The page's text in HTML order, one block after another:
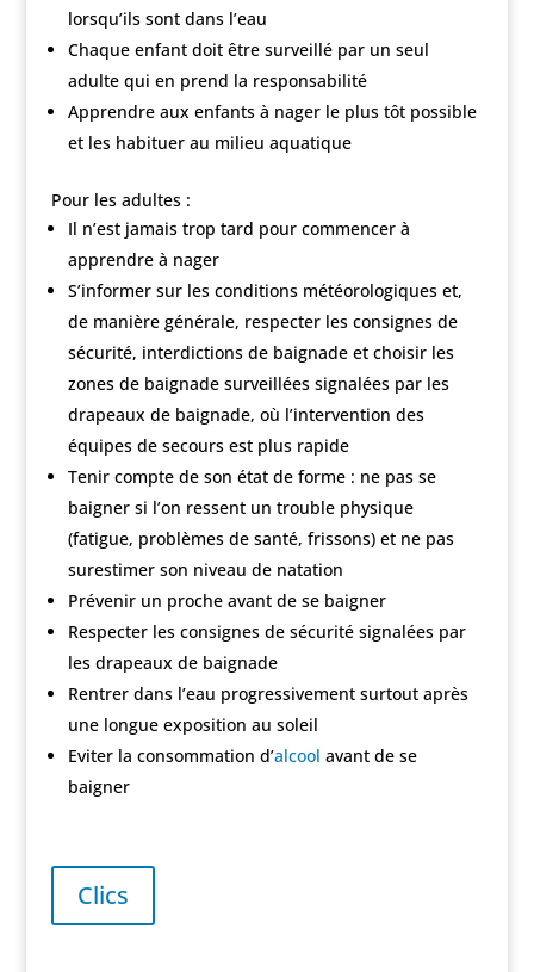
lorsqu’ils sont dans l’eau
Chaque enfant doit être surveillé par un seul
adulte qui en prend la responsabilité
Apprendre aux enfants à nager le plus tôt possible
et les habituer au milieu aquatique
Pour les adultes :
Il n’est jamais trop tard pour commencer à
apprendre à nager
S’informer sur les conditions météorologiques et,
de manière générale, respecter les consignes de
sécurité, interdictions de baignade et choisir les
zones de baignade surveillées signalées par les
drapeaux de baignade, où l’intervention des
équipes de secours est plus rapide
Tenir compte de son état de forme : ne pas se
baigner si l’on ressent un trouble physique
(fatigue, problèmes de santé, frissons) et ne pas
surestimer son niveau de natation
Prévenir un proche avant de se baigner
Respecter les consignes de sécurité signalées par
les drapeaux de baignade
Rentrer dans l’eau progressivement surtout après
une longue exposition au soleil
Eviter la consommation d’alcool avant de se
baigner
Clics